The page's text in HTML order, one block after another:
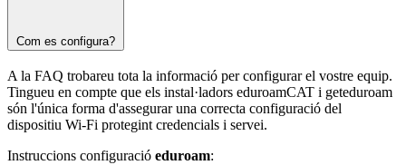
Com es configura?
A la FAQ trobareu tota la informació per configurar el vostre equip.
Tingueu en compte que els instal·ladors eduroamCAT i geteduroam
són l'única forma d'assegurar una correcta configuració del
dispositiu Wi-Fi protegint credencials i servei.
Instruccions configuració eduroam: